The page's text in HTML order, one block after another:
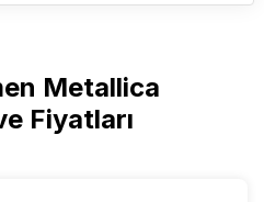
Metallica
Fiyatları